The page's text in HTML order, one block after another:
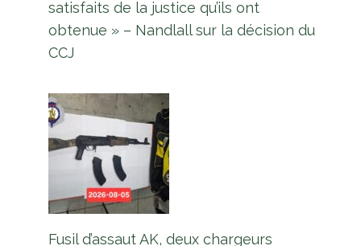
satisfaits de la justice qu’ils ont
obtenue » – Nandlall sur la décision du
CCJ
Fusil d’assaut AK, deux chargeurs